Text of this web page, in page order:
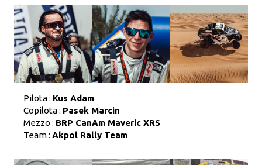
Pilota : Kus Adam
Copilota : Pasek Marcin
Mezzo : BRP CanAm Maveric XRS
Team : Akpol Rally Team